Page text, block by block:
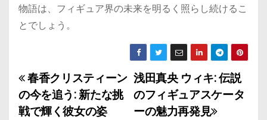
物語は、フィギュア界の未来を明るく照らし続けるこ
とでしょう。
投
稿
浅田真央 ウィキ: 伝説
のフィギュアスケータ
ーの魅力再発見
春香クリスティーン
の今を追う: 新たな挑
戦で輝く彼女の姿